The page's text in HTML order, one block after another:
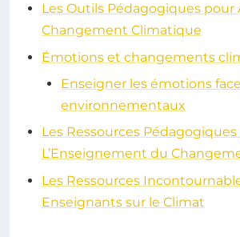
Les Outils Pédagogiques pour
Changement Climatique
Émotions et changements
Enseigner les émotions
environnementaux
Les Ressources
L’Enseignement du
Les Ressources
Enseignants sur le Climat